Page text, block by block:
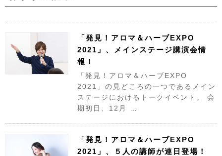
「発見！アロマ＆ハーブEXPO
2021」、メインステージ講演会情
報！
「発見！アロマ＆ハーブEXPO
2021」の見どころの一つであるメイン
ステージにおけるトークイベント。 会
期初日、12月 …
「発見！アロマ＆ハーブEXPO
2021」、５人の講師が連日登場！